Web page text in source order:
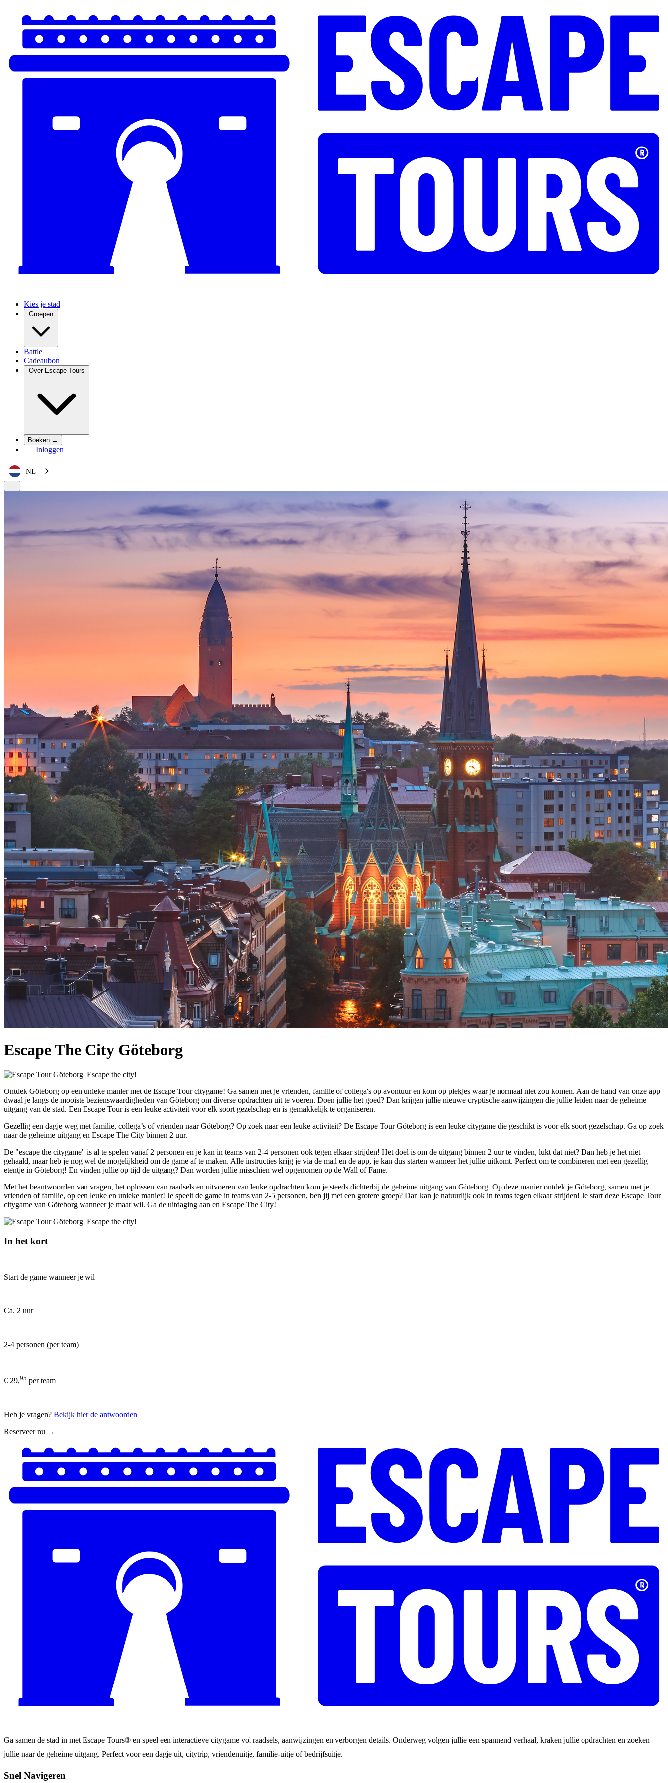
Kies je stad
Groepen
Battle
Cadeaubon
Over Escape Tours
Boeken →
Inloggen
NL
Escape The City Göteborg
Ontdek Göteborg op een unieke manier met de Escape Tour citygame! Ga samen met je vrienden, familie of collega's op avontuur en kom op plekjes waar je normaal niet zou komen. Aan de hand van onze app
dwaal je langs de mooiste bezienswaardigheden van Göteborg om diverse opdrachten uit te voeren. Doen jullie het goed? Dan krijgen jullie nieuwe cryptische aanwijzingen die jullie leiden naar de geheime
uitgang van de stad. Een Escape Tour is een leuke activiteit voor elk soort gezelschap en is gemakkelijk te organiseren.
Gezellig een dagje weg met familie, collega’s of vrienden naar Göteborg? Op zoek naar een leuke activiteit? De Escape Tour Göteborg is een leuke citygame die geschikt is voor elk soort gezelschap. Ga op zoek
naar de geheime uitgang en Escape The City binnen 2 uur.
De "escape the citygame" is al te spelen vanaf 2 personen en je kan in teams van 2-4 personen ook tegen elkaar strijden! Het doel is om de uitgang binnen 2 uur te vinden, lukt dat niet? Dan heb je het niet
gehaald, maar heb je nog wel de mogelijkheid om de game af te maken. Alle instructies krijg je via de mail en de app, je kan dus starten wanneer het jullie uitkomt. Perfect om te combineren met een gezellig
etentje in Göteborg! En vinden jullie op tijd de uitgang? Dan worden jullie misschien wel opgenomen op de Wall of Fame.
Met het beantwoorden van vragen, het oplossen van raadsels en uitvoeren van leuke opdrachten kom je steeds dichterbij de geheime uitgang van Göteborg. Op deze manier ontdek je Göteborg, samen met je
vrienden of familie, op een leuke en unieke manier! Je speelt de game in teams van 2-5 personen, ben jij met een grotere groep? Dan kan je natuurlijk ook in teams tegen elkaar strijden! Je start deze Escape Tour
citygame van Göteborg wanneer je maar wil. Ga de uitdaging aan en Escape The City!
In het kort
Start de game wanneer je wil
Ca. 2 uur
2-4 personen (per team)
€ 29,95 per team
Heb je vragen? Bekijk hier de antwoorden
Reserveer nu →
Ga samen de stad in met Escape Tours® en speel een interactieve citygame vol raadsels, aanwijzingen en verborgen details. Onderweg volgen jullie een spannend verhaal, kraken jullie opdrachten en zoeken
jullie naar de geheime uitgang. Perfect voor een dagje uit, citytrip, vriendenuitje, familie-uitje of bedrijfsuitje.
Snel Navigeren